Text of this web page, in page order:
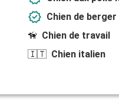
verified Chien de berger
🦮 Chien de travail
🇮🇹 Chien italien